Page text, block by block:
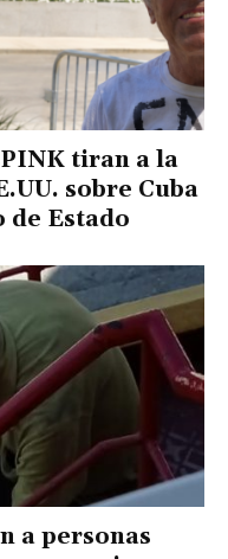
tiran a la
sobre Cuba
Estado
a personas